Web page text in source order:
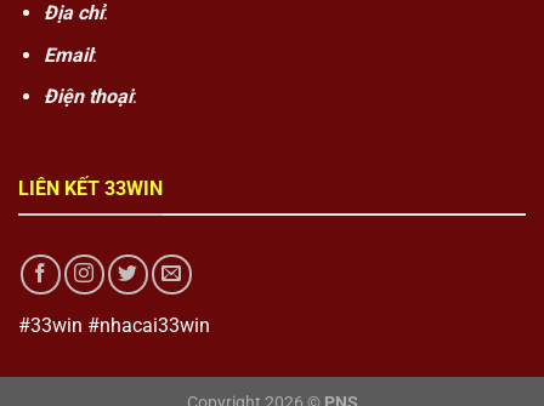
Địa chỉ:
Email:
Điện thoại:
LIÊN KẾT 33WIN
#33win #nhacai33win